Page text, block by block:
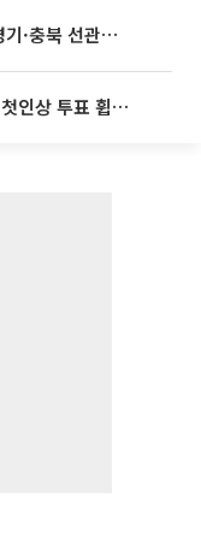
등 추가 압수수색
‘나솔사계’ 국화, 결별 후 재등장⋯첫인상 투표 휩쓸고 ‘인기녀’ 등극